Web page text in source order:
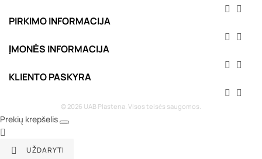
 
PIRKIMO INFORMACIJA
 
ĮMONĖS INFORMACIJA
 
KLIENTO PASKYRA
 
© 2026 UAB Plastena. Visos teisės saugomos.
Prekių krepšelis


UŽDARYTI